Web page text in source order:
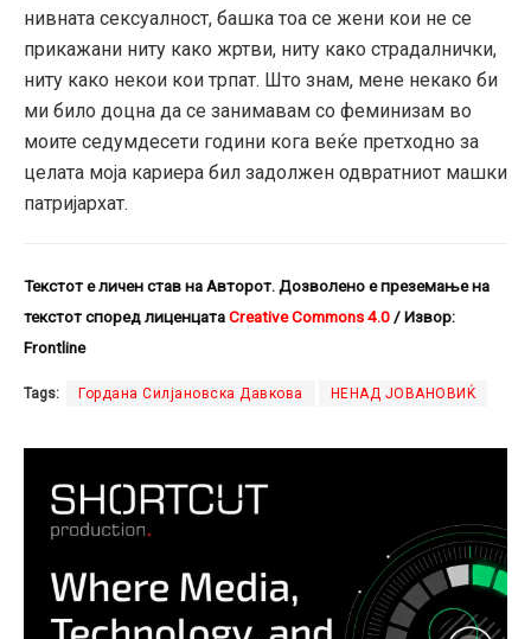
нивната сексуалност, башка тоа се жени кои не се
прикажани ниту како жртви, ниту како страдалнички,
ниту како некои кои трпат. Што знам, мене некако би
ми било доцна да се занимавам со феминизам во
моите седумдесети години кога веќе претходно за
целата моја кариера бил задолжен одвратниот машки
патријархат.
Текстот е личен став на Авторот. Дозволено е преземање на
текстот според лиценцатаCreative Commons 4.0 / Извор:
Frontline
Tags: Гордана Силјановска Давкова НЕНАД ЈОВАНОВИЌ